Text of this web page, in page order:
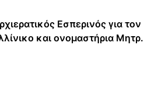
Εσπερινός για τον
και ονομαστήρια Μητρ.